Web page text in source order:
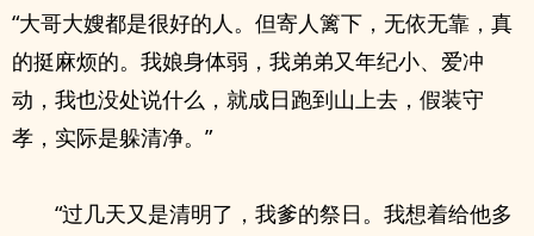
“大哥大嫂都是很好的人。但寄人篱下，无依无靠，真
的挺麻烦的。我娘身体弱，我弟弟又年纪小、爱冲
动，我也没处说什么，就成日跑到山上去，假装守
孝，实际是躲清净。”
“过几天又是清明了，我爹的祭日。我想着给他多